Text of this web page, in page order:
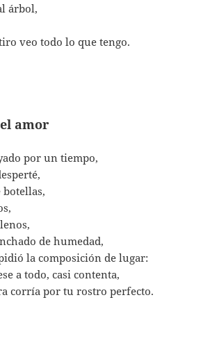
árbol,
veo todo lo que tengo.
amor
por un tiempo,
botellas,
de humedad,
la composición de lugar:
a todo, casi contenta,
corría por tu rostro perfecto.